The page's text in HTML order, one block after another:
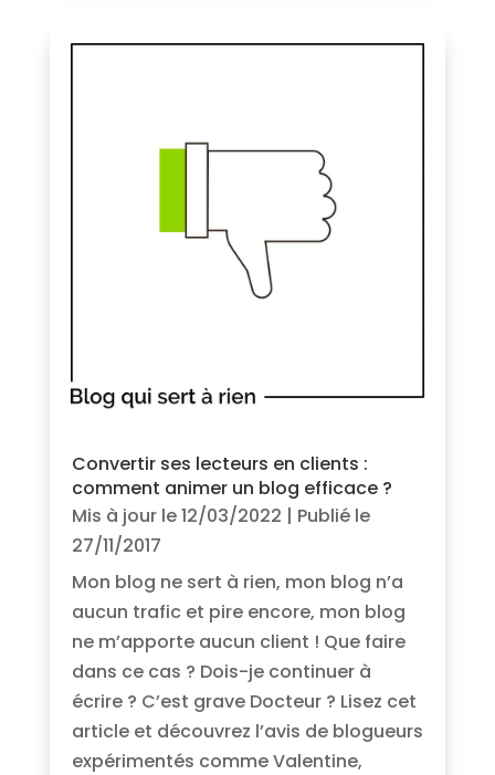
Convertir ses lecteurs en clients :
comment animer un blog efficace ?
Mis à jour le 12/03/2022 | Publié le
27/11/2017
Mon blog ne sert à rien, mon blog n’a
aucun trafic et pire encore, mon blog
ne m’apporte aucun client ! Que faire
dans ce cas ? Dois-je continuer à
écrire ? C’est grave Docteur ? Lisez cet
article et découvrez l’avis de blogueurs
expérimentés comme Valentine,